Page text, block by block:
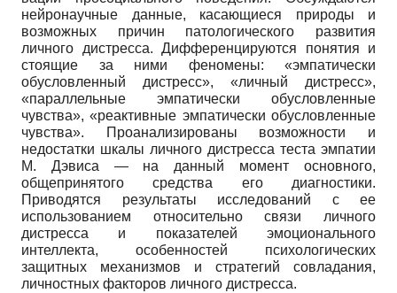
нейронаучные данные, касающиеся природы и
возможных причин патологического развития
личного дистресса. Дифференцируются понятия и
стоящие за ними феномены: «эмпатически
обусловленный дистресс», «личный дистресс»,
«параллельные эмпатически обусловленные
чувства», «реактивные эмпатически обусловленные
чувства». Проанализированы возможности и
недостатки шкалы личного дистресса теста эмпатии
М. Дэвиса — на данный момент основного,
общепринятого средства его диагностики.
Приводятся результаты исследований с ее
использованием относительно связи личного
дистресса и показателей эмоционального
интеллекта, особенностей психологических
защитных механизмов и стратегий совладания,
личностных факторов личного дистресса.